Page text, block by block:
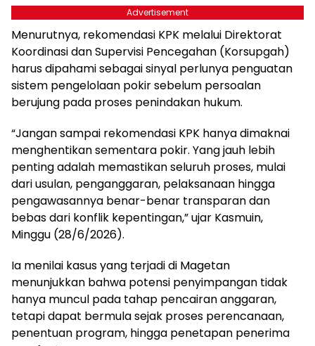
Advertisement
Menurutnya, rekomendasi KPK melalui Direktorat
Koordinasi dan Supervisi Pencegahan (Korsupgah)
harus dipahami sebagai sinyal perlunya penguatan
sistem pengelolaan pokir sebelum persoalan
berujung pada proses penindakan hukum.
“Jangan sampai rekomendasi KPK hanya dimaknai
menghentikan sementara pokir. Yang jauh lebih
penting adalah memastikan seluruh proses, mulai
dari usulan, penganggaran, pelaksanaan hingga
pengawasannya benar-benar transparan dan
bebas dari konflik kepentingan,” ujar Kasmuin,
Minggu (28/6/2026).
Ia menilai kasus yang terjadi di Magetan
menunjukkan bahwa potensi penyimpangan tidak
hanya muncul pada tahap pencairan anggaran,
tetapi dapat bermula sejak proses perencanaan,
penentuan program, hingga penetapan penerima